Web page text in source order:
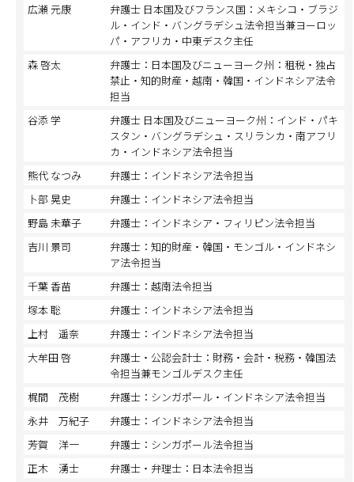
広瀬 元康
弁護士 日本国及びフランス国：メキシコ・ブラジ
ル・インド・バングラデシュ法令担当兼ヨーロッ
パ・アフリカ・中東デスク主任
森 啓太
弁護士：日本国及びニューヨーク州：租税・独占
禁止・知的財産・越南・韓国・インドネシア法令
担当
谷添 学
弁護士 日本国及びニューヨーク州：インド・パキ
スタン・バングラデシュ・スリランカ・南アフリ
カ・インドネシア法令担当
熊代 なつみ
弁護士：インドネシア法令担当
卜部 晃史
弁護士：インドネシア法令担当
野島 未華子
弁護士：インドネシア・フィリピン法令担当
吉川 景司
弁護士：知的財産・韓国・モンゴル・インドネシ
ア法令担当
千葉 香苗
弁護士：越南法令担当
塚本 聡
弁護士：インドネシア法令担当
上村 遥奈
弁護士：インドネシア法令担当
大牟田 啓
弁護士・公認会計士：財務・会計・税務・韓国法
令担当兼モンゴルデスク主任
梶間 茂樹
弁護士：シンガポール・インドネシア法令担当
永井 万紀子
弁護士：インドネシア法令担当
芳賀 洋一
弁護士：シンガポール法令担当
正木 湧士
弁護士・弁理士：日本法令担当